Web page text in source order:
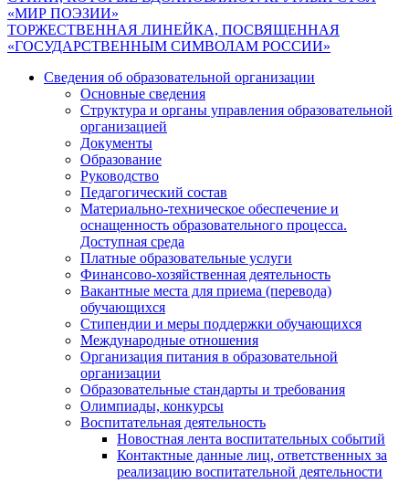
по
записям
«МИР ПОЭЗИИ»
ТОРЖЕСТВЕННАЯ ЛИНЕЙКА, ПОСВЯЩЕННАЯ
«ГОСУДАРСТВЕННЫМ СИМВОЛАМ РОССИИ»
Сведения об образовательной организации
Основные сведения
Структура и органы управления образовательной
организацией
Документы
Образование
Руководство
Педагогический состав
Материально-техническое обеспечение и
оснащенность образовательного процесса.
Доступная среда
Платные образовательные услуги
Финансово-хозяйственная деятельность
Вакантные места для приема (перевода)
обучающихся
Стипендии и меры поддержки обучающихся
Международные отношения
Организация питания в образовательной
организации
Образовательные стандарты и требования
Олимпиады, конкурсы
Воспитательная деятельность
Новостная лента воспитательных событий
Контактные данные лиц, ответственных за
реализацию воспитательной деятельности